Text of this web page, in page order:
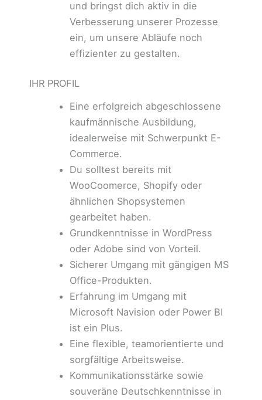
und bringst dich aktiv in die
Verbesserung unserer Prozesse
ein, um unsere Abläufe noch
effizienter zu gestalten.
IHR PROFIL
Eine erfolgreich abgeschlossene
kaufmännische Ausbildung,
idealerweise mit Schwerpunkt E-
Commerce.
Du solltest bereits mit
WooCoomerce, Shopify oder
ähnlichen Shopsystemen
gearbeitet haben.
Grundkenntnisse in WordPress
oder Adobe sind von Vorteil.
Sicherer Umgang mit gängigen MS
Office-Produkten.
Erfahrung im Umgang mit
Microsoft Navision oder Power BI
ist ein Plus.
Eine flexible, teamorientierte und
sorgfältige Arbeitsweise.
Kommunikationsstärke sowie
souveräne Deutschkenntnisse in